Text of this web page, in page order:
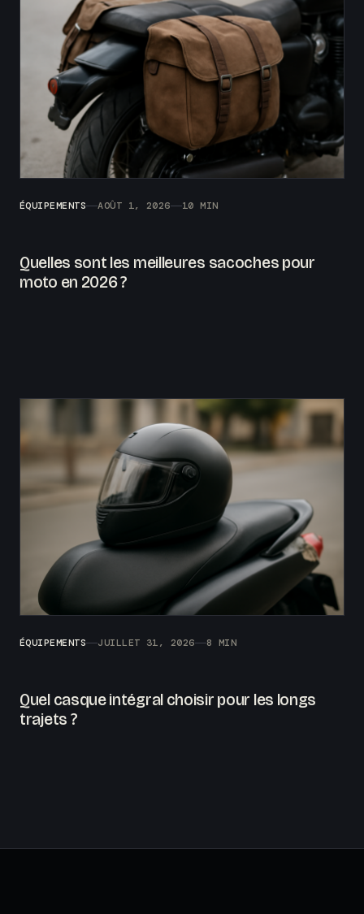
ÉQUIPEMENTS AOÛT 1, 2026 10 MIN
Quelles sont les meilleures sacoches pour
moto en 2026 ?
ÉQUIPEMENTS JUILLET 31, 2026 8 MIN
Quel casque intégral choisir pour les longs
trajets ?